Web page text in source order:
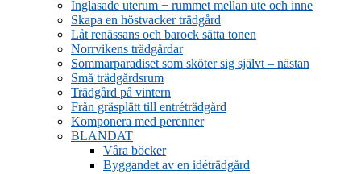
Inglasade uterum − rummet mellan ute och inne
Skapa en höstvacker trädgård
Låt renässans och barock sätta tonen
Norrvikens trädgårdar
Sommarparadiset som sköter sig självt – nästan
Små trädgårdsrum
Trädgård på vintern
Från gräsplätt till entréträdgård
Komponera med perenner
BLANDAT
Våra böcker
Byggandet av en idéträdgård